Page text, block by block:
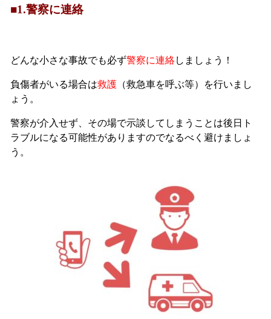
■1.警察に連絡
どんな小さな事故でも必ず警察に連絡しましょう！
負傷者がいる場合は救護（救急車を呼ぶ等）を行いまし
ょう。
警察が介入せず、その場で示談してしまうことは後日ト
ラブルになる可能性がありますのでなるべく避けましょ
う。